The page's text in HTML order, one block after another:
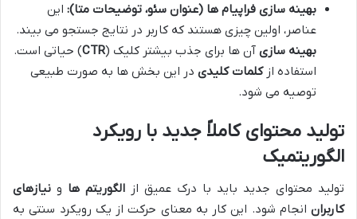
بهینه سازی فراپیام ها (عنوان سئو، توضیحات متا): این
عناصر، اولین چیزی هستند که کاربر در نتایج جستجو می بیند.
بهینه سازی آن ها برای جذب بیشتر کلیک (CTR) حیاتی است.
استفاده ازکلمات کلیدی در این بخش ها به صورت طبیعی
توصیه می شود.
تولید محتوای کاملاً جدید با رویکرد
الگوریتمیک
تولید محتوای جدید باید با درک عمیق از الگوریتم ها و نیازهای
کاربران انجام شود. این کار به معنای حرکت از یک رویکرد سنتی به